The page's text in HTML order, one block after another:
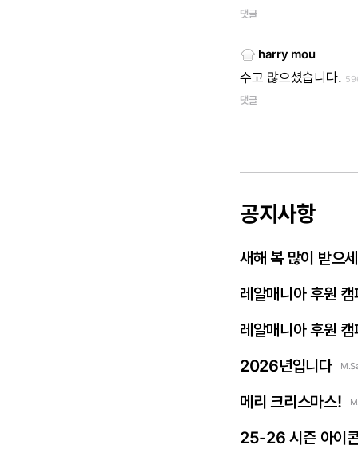
댓글
harry mou
수고 많으셨습니다.
댓글
공지사항
새해 복 많이 받으
레알매니아 후원
레알매니아 후원
2026년입니다
메리 크리스마스!
25-26 시즌 아이